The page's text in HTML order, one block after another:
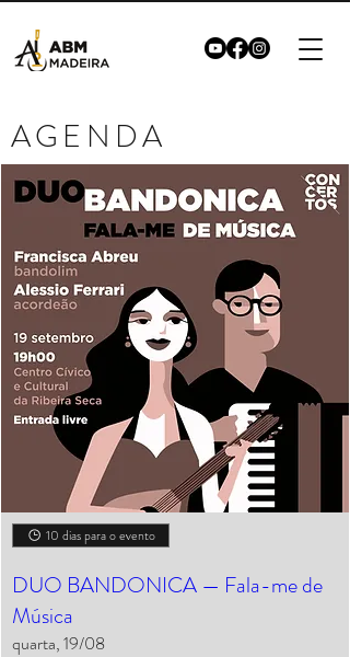
AGENDA
10 dias para o evento
DUO BANDONICA — Fala-me de
Música
quarta, 19/08